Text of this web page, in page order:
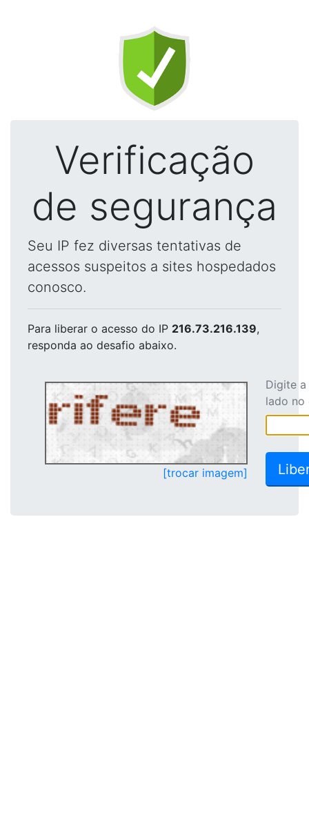
Verificação
de segurança
Seu IP fez diversas tentativas de
acessos suspeitos a sites hospedados
conosco.
Para liberar o acesso do IP 216.73.216.139,
responda ao desafio abaixo.
[trocar imagem]
Digite
lado no